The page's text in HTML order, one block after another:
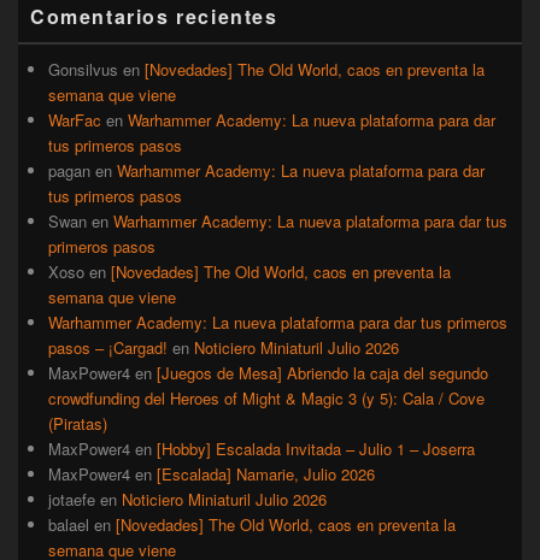
lateral
primaria
Comentarios recientes
Gonsilvus en [Novedades] The Old World, caos en preventa la
semana que viene
WarFac en Warhammer Academy: La nueva plataforma para dar
tus primeros pasos
pagan en Warhammer Academy: La nueva plataforma para dar
tus primeros pasos
Swan en Warhammer Academy: La nueva plataforma para dar tus
primeros pasos
Xoso en [Novedades] The Old World, caos en preventa la
semana que viene
Warhammer Academy: La nueva plataforma para dar tus primeros
pasos – ¡Cargad! en Noticiero Miniaturil Julio 2026
MaxPower4 en [Juegos de Mesa] Abriendo la caja del segundo
crowdfunding del Heroes of Might & Magic 3 (y 5): Cala / Cove
(Piratas)
MaxPower4 en [Hobby] Escalada Invitada – Julio 1 – Joserra
MaxPower4 en [Escalada] Namarie, Julio 2026
jotaefe en Noticiero Miniaturil Julio 2026
balael en [Novedades] The Old World, caos en preventa la
semana que viene